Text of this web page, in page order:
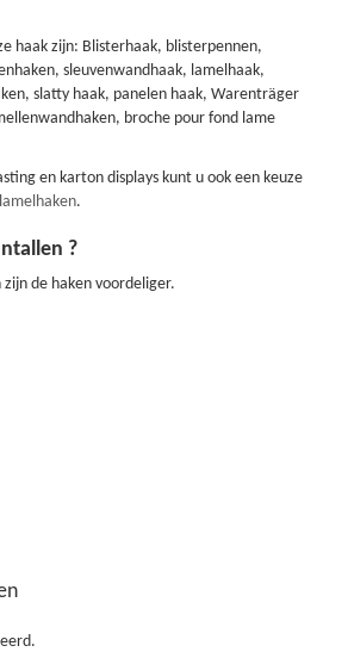
haak zijn: Blisterhaak, blisterpennen,
sleuvenwandhaak, lamelhaak,
slatty haak, panelen haak, Warenträger
broche pour fond lame
en karton displays kunt u ook een keuze
.
?
de haken voordeliger.